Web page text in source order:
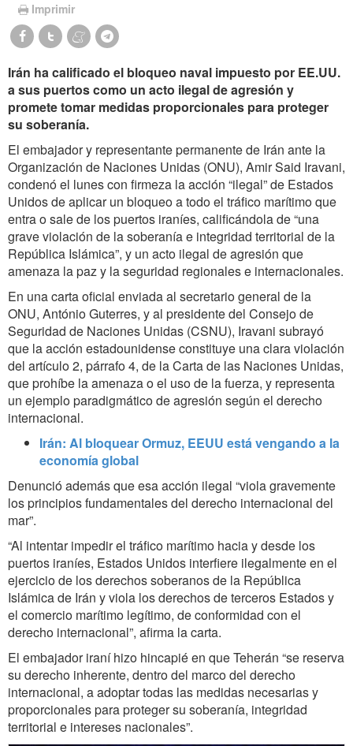
Imprimir
Irán ha calificado el bloqueo naval impuesto por EE.UU.
a sus puertos como un acto ilegal de agresión y
promete tomar medidas proporcionales para proteger
su soberanía.
El embajador y representante permanente de Irán ante la
Organización de Naciones Unidas (ONU), Amir Said Iravani,
condenó el lunes con firmeza la acción “ilegal” de Estados
Unidos de aplicar un bloqueo a todo el tráfico marítimo que
entra o sale de los puertos iraníes, calificándola de “una
grave violación de la soberanía e integridad territorial de la
República Islámica”, y un acto ilegal de agresión que
amenaza la paz y la seguridad regionales e internacionales.
En una carta oficial enviada al secretario general de la
ONU, António Guterres, y al presidente del Consejo de
Seguridad de Naciones Unidas (CSNU), Iravani subrayó
que la acción estadounidense constituye una clara violación
del artículo 2, párrafo 4, de la Carta de las Naciones Unidas,
que prohíbe la amenaza o el uso de la fuerza, y representa
un ejemplo paradigmático de agresión según el derecho
internacional.
Irán: Al bloquear Ormuz, EEUU está vengando a la
economía global
Denunció además que esa acción ilegal “viola gravemente
los principios fundamentales del derecho internacional del
mar”.
“Al intentar impedir el tráfico marítimo hacia y desde los
puertos iraníes, Estados Unidos interfiere ilegalmente en el
ejercicio de los derechos soberanos de la República
Islámica de Irán y viola los derechos de terceros Estados y
el comercio marítimo legítimo, de conformidad con el
derecho internacional”, afirma la carta.
El embajador iraní hizo hincapié en que Teherán “se reserva
su derecho inherente, dentro del marco del derecho
internacional, a adoptar todas las medidas necesarias y
proporcionales para proteger su soberanía, integridad
territorial e intereses nacionales”.